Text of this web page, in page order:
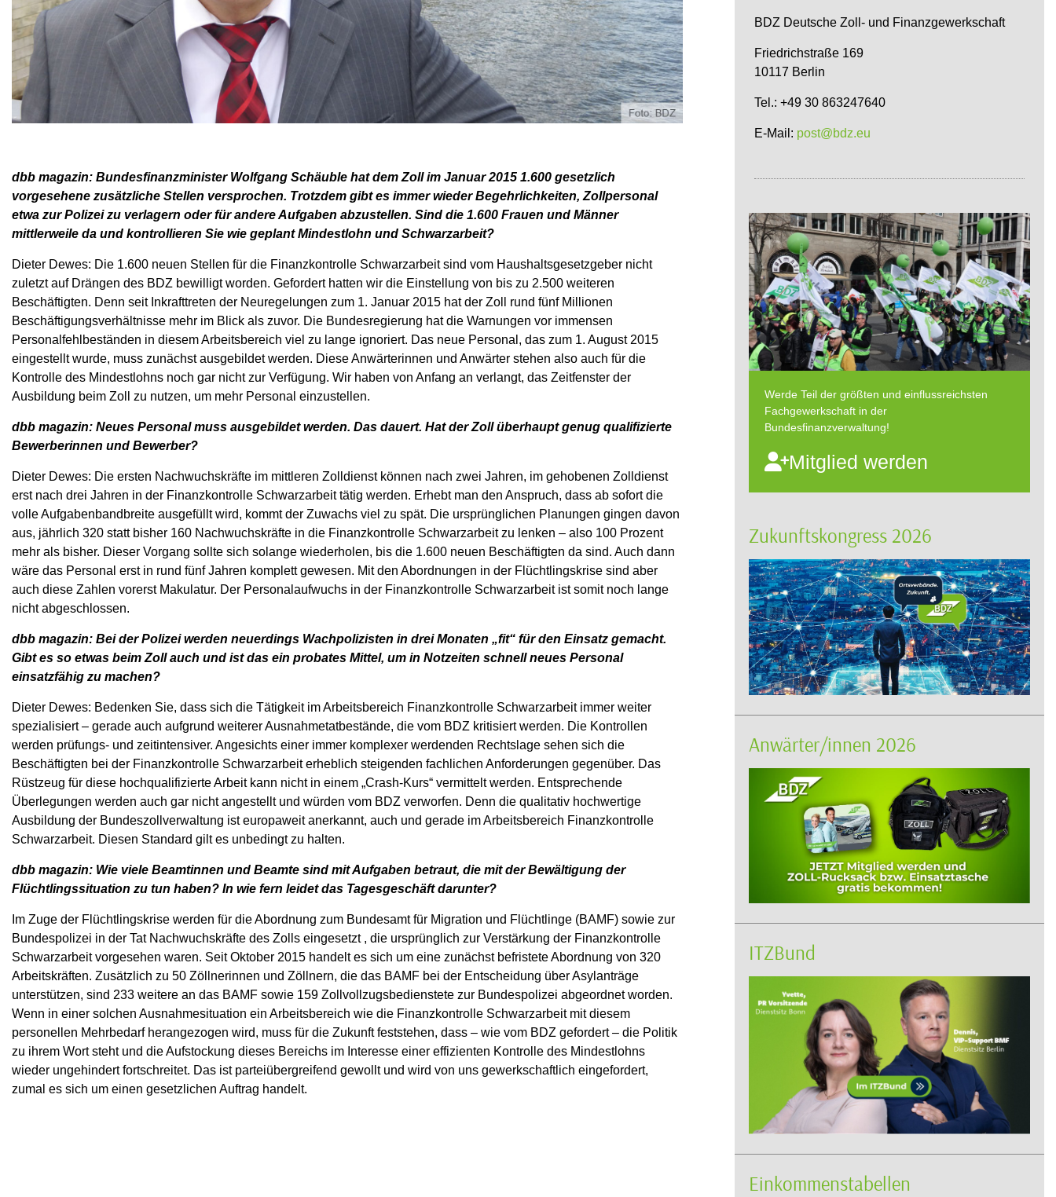
dbb magazin: Bundesfinanzminister Wolfgang Schäuble hat dem Zoll im Januar 2015 1.600 gesetzlich
vorgesehene zusätzliche Stellen versprochen. Trotzdem gibt es immer wieder Begehrlichkeiten, Zollpersonal
etwa zur Polizei zu verlagern oder für andere Aufgaben abzustellen. Sind die 1.600 Frauen und Männer
mittlerweile da und kontrollieren Sie wie geplant Mindestlohn und Schwarzarbeit?
Dieter Dewes: Die 1.600 neuen Stellen für die Finanzkontrolle Schwarzarbeit sind vom Haushaltsgesetzgeber nicht
zuletzt auf Drängen des BDZ bewilligt worden. Gefordert hatten wir die Einstellung von bis zu 2.500 weiteren
Beschäftigten. Denn seit Inkrafttreten der Neuregelungen zum 1. Januar 2015 hat der Zoll rund fünf Millionen
Beschäftigungsverhältnisse mehr im Blick als zuvor. Die Bundesregierung hat die Warnungen vor immensen
Personalfehlbeständen in diesem Arbeitsbereich viel zu lange ignoriert. Das neue Personal, das zum 1. August 2015
eingestellt wurde, muss zunächst ausgebildet werden. Diese Anwärterinnen und Anwärter stehen also auch für die
Kontrolle des Mindestlohns noch gar nicht zur Verfügung. Wir haben von Anfang an verlangt, das Zeitfenster der
Ausbildung beim Zoll zu nutzen, um mehr Personal einzustellen.
dbb magazin: Neues Personal muss ausgebildet werden. Das dauert. Hat der Zoll überhaupt genug qualifizierte
Bewerberinnen und Bewerber?
Dieter Dewes: Die ersten Nachwuchskräfte im mittleren Zolldienst können nach zwei Jahren, im gehobenen Zolldienst
erst nach drei Jahren in der Finanzkontrolle Schwarzarbeit tätig werden. Erhebt man den Anspruch, dass ab sofort die
volle Aufgabenbandbreite ausgefüllt wird, kommt der Zuwachs viel zu spät. Die ursprünglichen Planungen gingen davon
aus, jährlich 320 statt bisher 160 Nachwuchskräfte in die Finanzkontrolle Schwarzarbeit zu lenken – also 100 Prozent
mehr als bisher. Dieser Vorgang sollte sich solange wiederholen, bis die 1.600 neuen Beschäftigten da sind. Auch dann
wäre das Personal erst in rund fünf Jahren komplett gewesen. Mit den Abordnungen in der Flüchtlingskrise sind aber
auch diese Zahlen vorerst Makulatur. Der Personalaufwuchs in der Finanzkontrolle Schwarzarbeit ist somit noch lange
nicht abgeschlossen.
dbb magazin: Bei der Polizei werden neuerdings Wachpolizisten in drei Monaten „fit“ für den Einsatz gemacht.
Gibt es so etwas beim Zoll auch und ist das ein probates Mittel, um in Notzeiten schnell neues Personal
einsatzfähig zu machen?
Dieter Dewes: Bedenken Sie, dass sich die Tätigkeit im Arbeitsbereich Finanzkontrolle Schwarzarbeit immer weiter
spezialisiert – gerade auch aufgrund weiterer Ausnahmetatbestände, die vom BDZ kritisiert werden. Die Kontrollen
werden prüfungs- und zeitintensiver. Angesichts einer immer komplexer werdenden Rechtslage sehen sich die
Beschäftigten bei der Finanzkontrolle Schwarzarbeit erheblich steigenden fachlichen Anforderungen gegenüber. Das
Rüstzeug für diese hochqualifizierte Arbeit kann nicht in einem „Crash-Kurs“ vermittelt werden. Entsprechende
Überlegungen werden auch gar nicht angestellt und würden vom BDZ verworfen. Denn die qualitativ hochwertige
Ausbildung der Bundeszollverwaltung ist europaweit anerkannt, auch und gerade im Arbeitsbereich Finanzkontrolle
Schwarzarbeit. Diesen Standard gilt es unbedingt zu halten.
dbb magazin: Wie viele Beamtinnen und Beamte sind mit Aufgaben betraut, die mit der Bewältigung der
Flüchtlingssituation zu tun haben? In wie fern leidet das Tagesgeschäft darunter?
Im Zuge der Flüchtlingskrise werden für die Abordnung zum Bundesamt für Migration und Flüchtlinge (BAMF) sowie zur
Bundespolizei in der Tat Nachwuchskräfte des Zolls eingesetzt , die ursprünglich zur Verstärkung der Finanzkontrolle
Schwarzarbeit vorgesehen waren. Seit Oktober 2015 handelt es sich um eine zunächst befristete Abordnung von 320
Arbeitskräften. Zusätzlich zu 50 Zöllnerinnen und Zöllnern, die das BAMF bei der Entscheidung über Asylanträge
unterstützen, sind 233 weitere an das BAMF sowie 159 Zollvollzugsbedienstete zur Bundespolizei abgeordnet worden.
Wenn in einer solchen Ausnahmesituation ein Arbeitsbereich wie die Finanzkontrolle Schwarzarbeit mit diesem
personellen Mehrbedarf herangezogen wird, muss für die Zukunft feststehen, dass – wie vom BDZ gefordert – die Politik
zu ihrem Wort steht und die Aufstockung dieses Bereichs im Interesse einer effizienten Kontrolle des Mindestlohns
wieder ungehindert fortschreitet. Das ist parteiübergreifend gewollt und wird von uns gewerkschaftlich eingefordert,
zumal es sich um einen gesetzlichen Auftrag handelt.
BDZ Deutsche Zoll- und Finanzgewerkschaft
Friedrichstraße 169
10117 Berlin
Tel.: +49 30 863247640
E-Mail: post@bdz.eu
Werde Teil der größten und einflussreichsten
Fachgewerkschaft in der
Bundesfinanzverwaltung!
Mitglied werden
Zukunftskongress 2026
Anwärter/innen 2026
ITZBund
Einkommenstabellen